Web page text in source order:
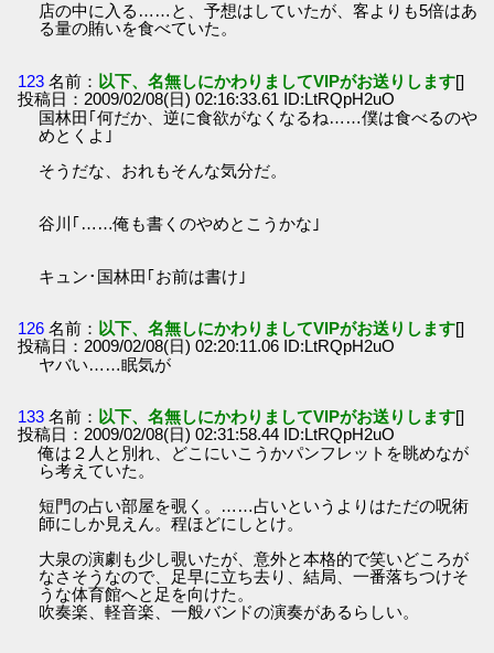
店の中に入る……と、予想はしていたが、客よりも5倍はあ
る量の賄いを食べていた。
123 名前： 以下、名無しにかわりましてVIPがお送りします[]
投稿日：2009/02/08(日) 02:16:33.61 ID:LtRQpH2uO
国林田｢何だか、逆に食欲がなくなるね……僕は食べるのや
めとくよ｣
そうだな、おれもそんな気分だ。
谷川｢……俺も書くのやめとこうかな｣
キュン･国林田｢お前は書け｣
126 名前： 以下、名無しにかわりましてVIPがお送りします[]
投稿日：2009/02/08(日) 02:20:11.06 ID:LtRQpH2uO
ヤバい……眠気が
133 名前： 以下、名無しにかわりましてVIPがお送りします[]
投稿日：2009/02/08(日) 02:31:58.44 ID:LtRQpH2uO
俺は２人と別れ、どこにいこうかパンフレットを眺めなが
ら考えていた。
短門の占い部屋を覗く。……占いというよりはただの呪術
師にしか見えん。程ほどにしとけ。
大泉の演劇も少し覗いたが、意外と本格的で笑いどころが
なさそうなので、足早に立ち去り、結局、一番落ちつけそ
うな体育館へと足を向けた。
吹奏楽、軽音楽、一般バンドの演奏があるらしい。